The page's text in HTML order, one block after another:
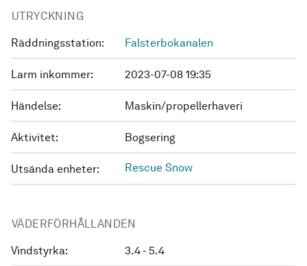
UTRYCKNING
Räddningsstation: Falsterbokanalen
Larm inkommer: 2023-07-08 19:35
Händelse: Maskin/propellerhaveri
Aktivitet: Bogsering
Utsända enheter: Rescue Snow
VÄDERFÖRHÅLLANDEN
Vindstyrka: 3.4 - 5.4